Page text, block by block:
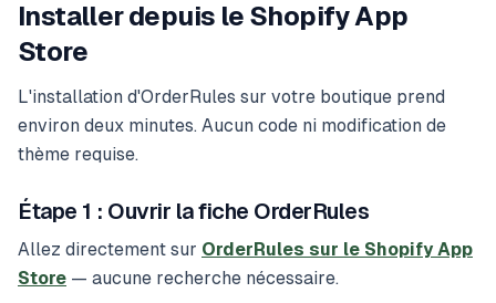
Installer depuis le Shopify App
Store
L'installation d'OrderRules sur votre boutique prend
environ deux minutes. Aucun code ni modification de
thème requise.
Étape 1 : Ouvrir la fiche OrderRules
Allez directement sur OrderRules sur le Shopify App
Store — aucune recherche nécessaire.